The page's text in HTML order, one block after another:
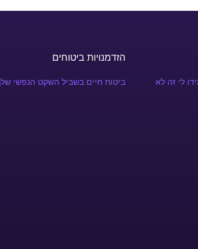
לי זה לא
הזדמנויות ביטוחים
ביטוח חיים בשביל השקט הנפשי